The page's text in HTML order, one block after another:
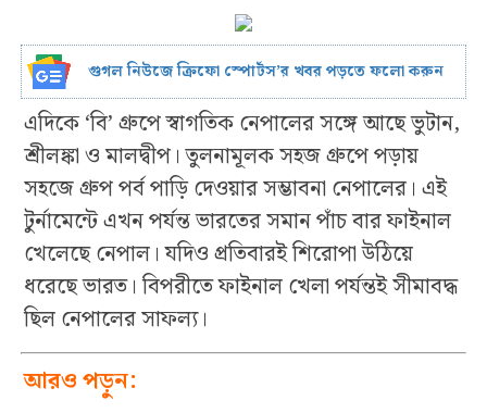
গুগল নিউজে ক্রিফো স্পোর্টস’র খবর পড়তে ফলো করুন
এদিকে ‘বি’ গ্রুপে স্বাগতিক নেপালের সঙ্গে আছে ভুটান,
শ্রীলঙ্কা ও মালদ্বীপ। তুলনামূলক সহজ গ্রুপে পড়ায়
সহজে গ্রুপ পর্ব পাড়ি দেওয়ার সম্ভাবনা নেপালের। এই
টুর্নামেন্টে এখন পর্যন্ত ভারতের সমান পাঁচ বার ফাইনাল
খেলেছে নেপাল। যদিও প্রতিবারই শিরোপা উঠিয়ে
ধরেছে ভারত। বিপরীতে ফাইনাল খেলা পর্যন্তই সীমাবদ্ধ
ছিল নেপালের সাফল্য।
আরও পড়ুন: